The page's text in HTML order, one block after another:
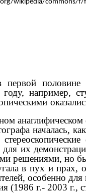
первой
например,
для их
решениями, но
в пух и прах,
особенно
(1986 г.- 2003 г.,